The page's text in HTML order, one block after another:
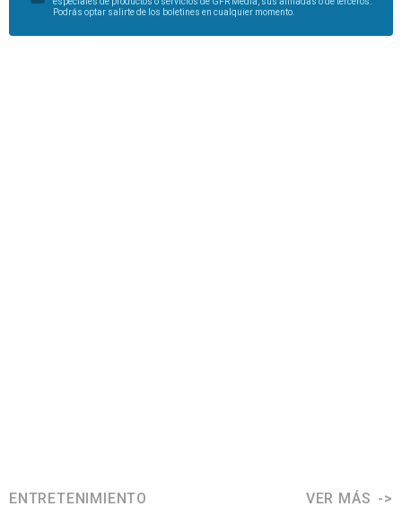
Podrás optar salirte de los boletines en cualquier momento.
ENTRETENIMIENTO VER MÁS